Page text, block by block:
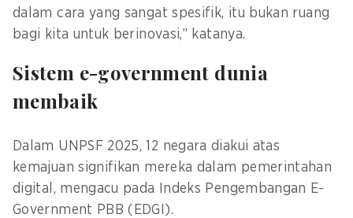
dalam cara yang sangat spesifik, itu bukan ruang
bagi kita untuk berinovasi,” katanya.
Sistem e-government dunia
membaik
Dalam UNPSF 2025, 12 negara diakui atas
kemajuan signifikan mereka dalam pemerintahan
digital, mengacu pada Indeks Pengembangan E-
Government PBB (EDGI).